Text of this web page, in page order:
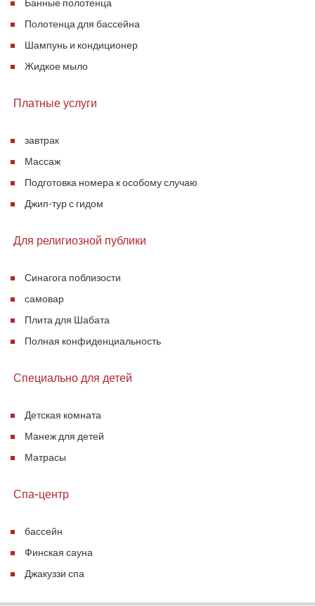
Банные полотенца
Полотенца для бассейна
Шампунь и кондиционер
Жидкое мыло
Платные услуги
завтрак
Массаж
Подготовка номера к особому случаю
Джип-тур с гидом
Для религиозной публики
Синагога поблизости
самовар
Плита для Шабата
Полная конфиденциальность
Специально для детей
Детская комната
Манеж для детей
Матрасы
Спа-центр
бассейн
Финская сауна
Джакуззи спа